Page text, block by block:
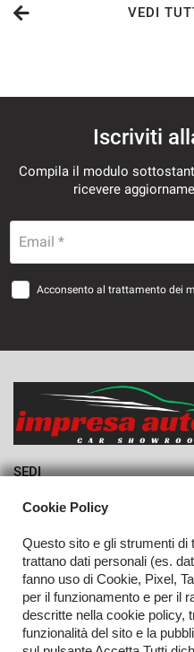
1.101€/mese
36 Mesi
36 Mesi
VEDI
Iscriviti
Compila il modulo
ricevere
Email *
Acconsento al trattamento dei
SEDI
Azienda
Contatti
Cookie Policy
Questo sito e gli strumenti di
trattano dati personali (es.
fanno uso di Cookie, Pixel,
per il funzionamento e per il
descritte nella cookie policy,
funzionalità del sito e la